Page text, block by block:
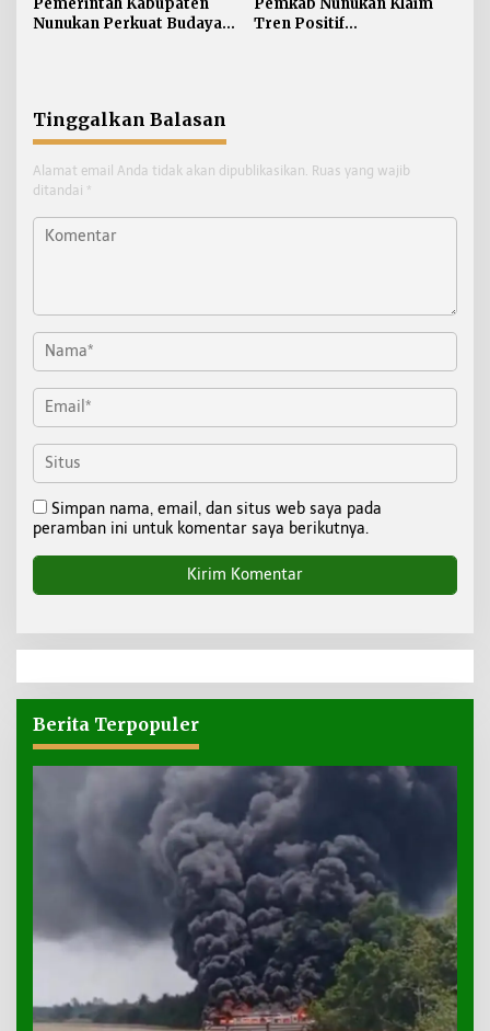
Nunukan Perkuat Budaya
Tren Positif
Tinggalkan Balasan
Alamat email Anda tidak akan dipublikasikan. Ruas yang wajib
ditandai *
Simpan nama, email, dan situs web saya pada
peramban ini untuk komentar saya berikutnya.
Berita Terpopuler